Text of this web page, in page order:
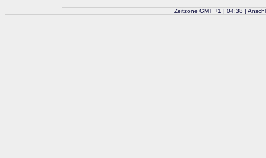
Zeitzone GMT +1 | 04:38 |